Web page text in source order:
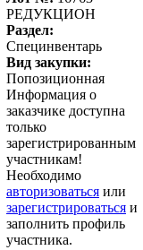
РЕДУКЦИОН
Раздел:
Специнвентарь
Вид закупки:
Попозиционная
Информация о
заказчике доступна
только
зарегистрированным
участникам!
Необходимо
авторизоваться или
зарегистрироваться и
заполнить профиль
участника.